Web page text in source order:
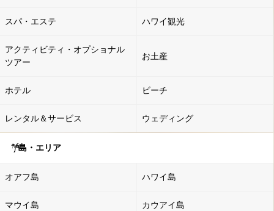
スパ・エステ ハワイ観光
アクティビティ・オプショナル
ツアー
お土産
ホテル ビーチ
レンタル＆サービス ウェディング
島・エリア
オアフ島 ハワイ島
マウイ島 カウアイ島